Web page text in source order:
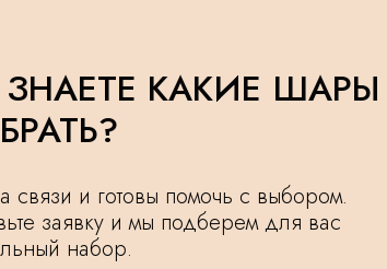
КАКИЕ ШАРЫ
связи и готовы помочь с выбором.
заявку и мы подберем для вас
набор.